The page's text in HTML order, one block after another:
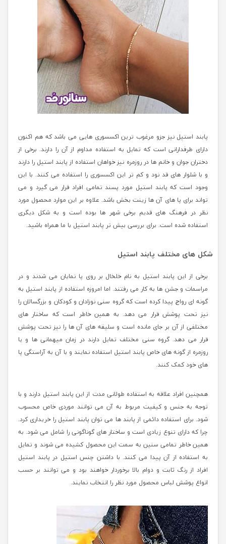
پابند استیل نیز جزو مرغوب ترین اکسسوری هایی می باشد که هم اکنون
دارای طرفدارانی است که تمایل به استفاده مداوم از آن را دارند. برخی از
دختران جوان و خانم ها در روزمره نیز خواهان استفاده از پابند استیل را دارند
و با شلوار های قد نود و کم تر این اکسسوری را استفاده می کنند. با این
وجود است که پابند استیل مورد پسند تمامی افراد قرار می گیرد و می
تواند برای پا های آن ها زینت بخش باشد. علاوه بر این موارد محصول مورد
نظر در فرهنگ های قدیم برخی شهر ها بوده است و به شکل دیگری
استفاده شده است. برای بررسی بیش تر پابند استیل با ما همراه باشید.
شکل های مختلف پابند استیل
برخی از این پابند استیل به نام خلخال بر روی پا نمایان می شدند و در
مراسمات و جشن ها به کار می رفتند. اما امروزه استفاده از پابند استیل به
گونه ای رواج پیدا کرده است که گروه سنی نوزادان و کودکان و بزرگسالان را
نیز تحت پوشش قرار می دهد. به همین خاطر است که ساختار های
مختلفی از آن بر جای مانده است و سلیقه های آن ها را نیز تحت پوشش
قرار می دهد. گروه سنی مختلف تمایل دارند در زمان میهمانی ها و یا
روزمره از گونه های خاص پابند استیل استفاده نمایند و با آن به آراستگی پا
های خود کمک کنند.
همچنین افراد علاقه به استفاده طولانی مدت از این پابند استیل دارند و با
توجه به جنس و کیفیت مربوط به آن می توانند موردی خاص محسوب
شود. برای استفاده دائمی از پابند ها می توان پابند استیل را خریداری کرد.
چرا که دارای تنوع زیادی است و ساختار های گوناگونی را شامل می شود. به
همین خاطر تمامی سنین به سمت این محصول کشیده می شوند و تمایل
به استفاده از آن پیدا می کنند. با داشتن چنس استیل در پابند استیل
افراد از رنگ ثابت و دوام بالا برخوردار خواهند بود و می توانند بر حسب
انواع پوشش لباس محصول مورد نظر را انتخاب نمایند.